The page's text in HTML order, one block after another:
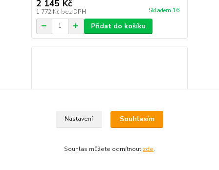
2 145 Kč
1 772 Kč bez DPH Skladem 16
Přidat do košíku
Nastavení Souhlasím
Souhlas můžete odmítnout zde.